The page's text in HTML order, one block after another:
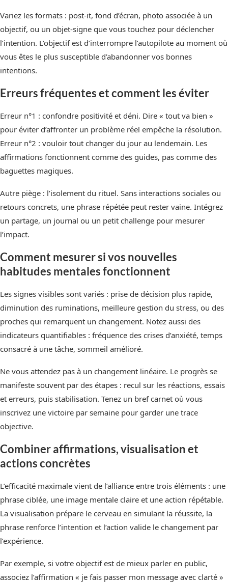
Variez les formats : post‑it, fond d’écran, photo associée à un
objectif, ou un objet-signe que vous touchez pour déclencher
l’intention. L’objectif est d’interrompre l’autopilote au moment où
vous êtes le plus susceptible d’abandonner vos bonnes
intentions.
Erreurs fréquentes et comment les éviter
Erreur n°1 : confondre positivité et déni. Dire « tout va bien »
pour éviter d’affronter un problème réel empêche la résolution.
Erreur n°2 : vouloir tout changer du jour au lendemain. Les
affirmations fonctionnent comme des guides, pas comme des
baguettes magiques.
Autre piège : l’isolement du rituel. Sans interactions sociales ou
retours concrets, une phrase répétée peut rester vaine. Intégrez
un partage, un journal ou un petit challenge pour mesurer
l’impact.
Comment mesurer si vos nouvelles
habitudes mentales fonctionnent
Les signes visibles sont variés : prise de décision plus rapide,
diminution des ruminations, meilleure gestion du stress, ou des
proches qui remarquent un changement. Notez aussi des
indicateurs quantifiables : fréquence des crises d’anxiété, temps
consacré à une tâche, sommeil amélioré.
Ne vous attendez pas à un changement linéaire. Le progrès se
manifeste souvent par des étapes : recul sur les réactions, essais
et erreurs, puis stabilisation. Tenez un bref carnet où vous
inscrivez une victoire par semaine pour garder une trace
objective.
Combiner affirmations, visualisation et
actions concrètes
L’efficacité maximale vient de l’alliance entre trois éléments : une
phrase ciblée, une image mentale claire et une action répétable.
La visualisation prépare le cerveau en simulant la réussite, la
phrase renforce l’intention et l’action valide le changement par
l’expérience.
Par exemple, si votre objectif est de mieux parler en public,
associez l’affirmation « je fais passer mon message avec clarté »